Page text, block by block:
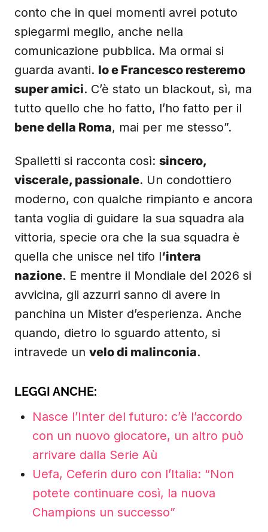
conto che in quei momenti avrei potuto
spiegarmi meglio, anche nella
comunicazione pubblica. Ma ormai si
guarda avanti. Io e Francesco resteremo
super amici. C’è stato un blackout, sì, ma
tutto quello che ho fatto, l’ho fatto per il
bene della Roma, mai per me stesso”.
Spalletti si racconta così: sincero,
viscerale, passionale. Un condottiero
moderno, con qualche rimpianto e ancora
tanta voglia di guidare la sua squadra ala
vittoria, specie ora che la sua squadra è
quella che unisce nel tifo l‘intera
nazione. E mentre il Mondiale del 2026 si
avvicina, gli azzurri sanno di avere in
panchina un Mister d’esperienza. Anche
quando, dietro lo sguardo attento, si
intravede un velo di malinconia.
LEGGI ANCHE:
Nasce l’Inter del futuro: c’è l’accordo
con un nuovo giocatore, un altro può
arrivare dalla Serie Aù
Uefa, Ceferin duro con l’Italia: “Non
potete continuare così, la nuova
Champions un successo”